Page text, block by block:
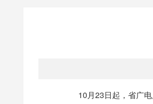
10月23日起，省广